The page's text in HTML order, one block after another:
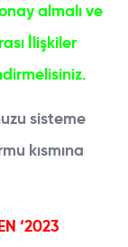
almalı ve
İlişkiler
sisteme
kısmına
‘2023